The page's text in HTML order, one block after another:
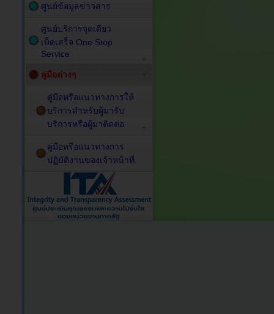
ศูนย์ข้อมูลข่าวสาร
ศูนย์บริการจุดเดียว
เบ็ดเสร็จ One Stop
Service
คู่มือต่างๆ
คู่มือหรือแนวทางการให้
บริการสำหรับผู้มารับ
บริการหรือผู้มาติดต่อ
คู่มือหรือแนวทางการ
ปฏิบัติงานของเจ้าหน้าที่